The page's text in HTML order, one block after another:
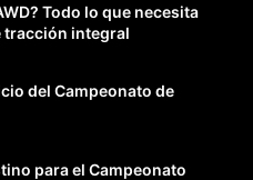
Todo lo que necesita
tracción integral
del Campeonato de
para el Campeonato